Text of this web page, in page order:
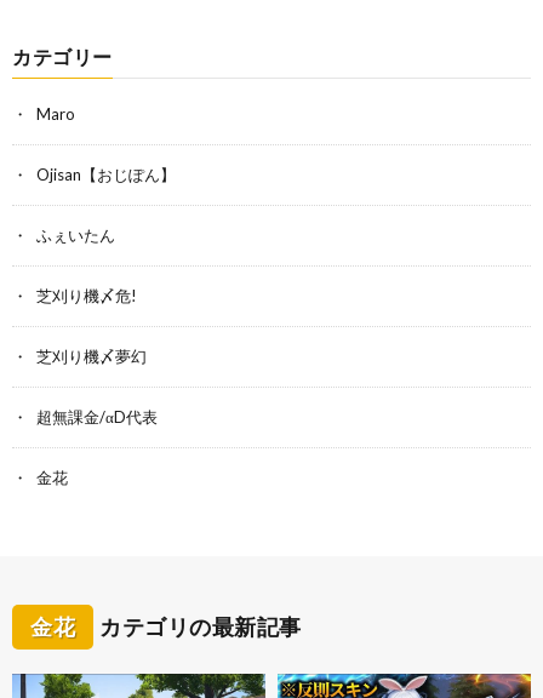
カテゴリー
Maro
Ojisan【おじぽん】
ふぇいたん
芝刈り機〆危!
芝刈り機〆夢幻
超無課金/αD代表
金花
金花 カテゴリの最新記事